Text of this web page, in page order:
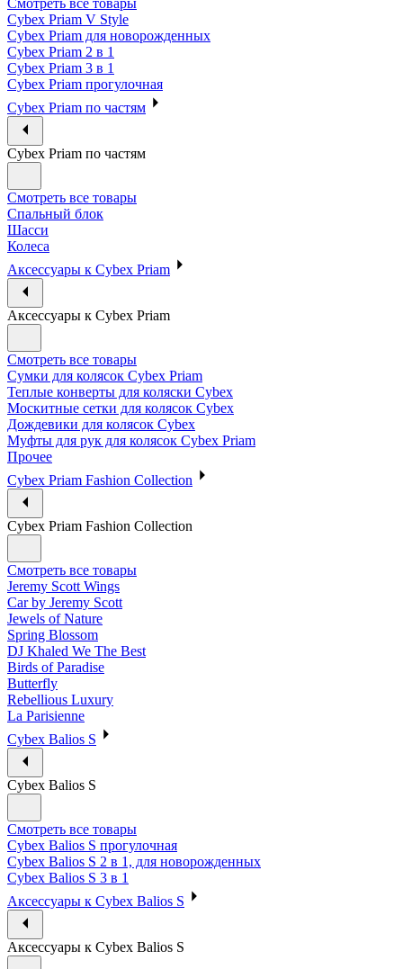
Cybex Priam V Style
Cybex Priam для новорожденных
Cybex Priam 2 в 1
Cybex Priam 3 в 1
Cybex Priam прогулочная
Cybex Priam по частям
Cybex Priam по частям
Смотреть все товары
Спальный блок
Шасси
Колеса
Аксессуары к Cybex Priam
Аксессуары к Cybex Priam
Смотреть все товары
Сумки для колясок Cybex Priam
Теплые конверты для коляски Cybex
Москитные сетки для колясок Cybex
Дождевики для колясок Cybex
Муфты для рук для колясок Cybex Priam
Прочее
Cybex Priam Fashion Collection
Cybex Priam Fashion Collection
Смотреть все товары
Jeremy Scott Wings
Car by Jeremy Scott
Jewels of Nature
Spring Blossom
DJ Khaled We The Best
Birds of Paradise
Butterfly
Rebellious Luxury
La Parisienne
Cybex Balios S
Cybex Balios S
Смотреть все товары
Cybex Balios S прогулочная
Cybex Balios S 2 в 1, для новорожденных
Cybex Balios S 3 в 1
Аксессуары к Cybex Balios S
Аксессуары к Cybex Balios S